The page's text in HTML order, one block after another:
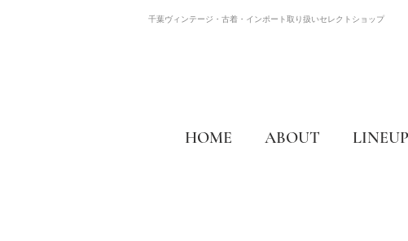
千葉ヴィンテージ・古着・インポート取り扱いセレクトショップ
HOME ABOUT LINEUP